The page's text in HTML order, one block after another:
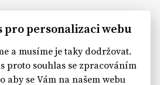
pro personalizaci webu
a musíme je taky dodržovat.
proto souhlas se zpracováním
aby se Vám na našem webu